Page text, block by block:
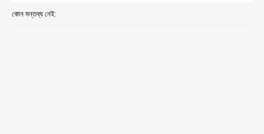
কোন মন্তব্য নেই: